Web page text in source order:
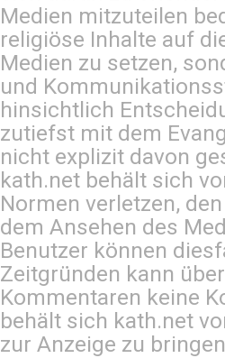
Medien mitzuteilen
religiöse Inhalte auf
Medien zu setzen,
und
hinsichtlich
zutiefst mit dem
nicht explizit davon
kath.net behält sich
Normen verletzen,
dem Ansehen des
Benutzer können
Zeitgründen kann
Kommentaren keine
behält sich kath.net
zur Anzeige zu